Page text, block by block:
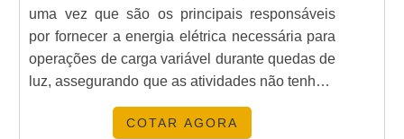
uma vez que são os principais responsáveis
por fornecer a energia elétrica necessária para
operações de carga variável durante quedas de
luz, assegurando que as atividades não tenham
que ser paralisadas.IMPORTÂCIA DOS
GRUPOS GERADORESVale ressaltar que
COTAR AGORA